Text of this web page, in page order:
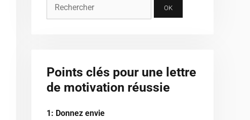
Points clés pour une lettre
de motivation réussie
1: Donnez envie